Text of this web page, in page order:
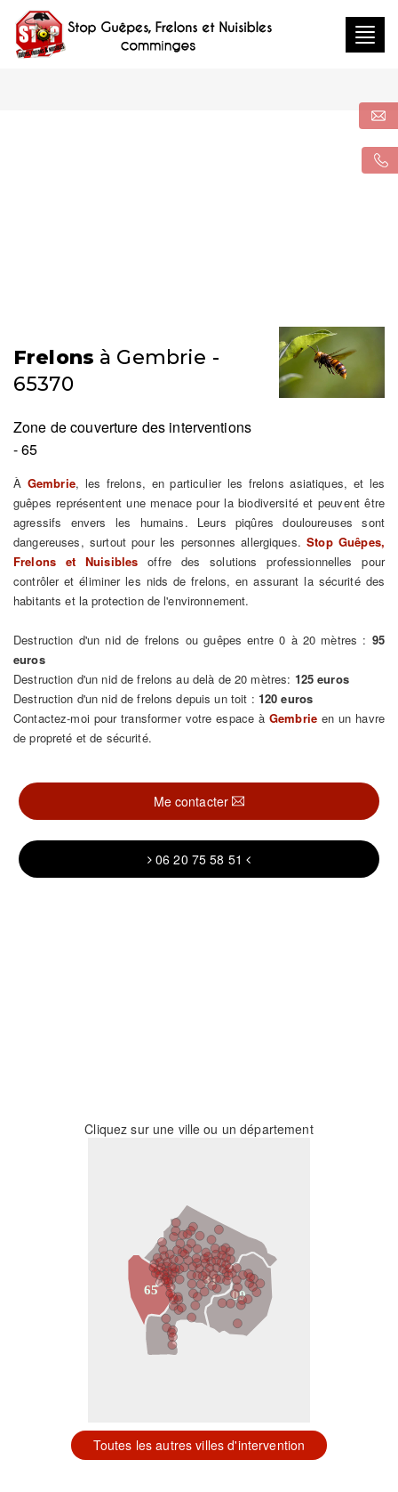
Frelons à Gembrie -
65370
Zone de couverture des interventions
- 65
À Gembrie, les frelons, en particulier les frelons asiatiques, et les
guêpes représentent une menace pour la biodiversité et peuvent être
agressifs envers les humains. Leurs piqûres douloureuses sont
dangereuses, surtout pour les personnes allergiques.Stop Guêpes,
Frelons et Nuisibles offre des solutions professionnelles pour
contrôler et éliminer les nids de frelons, en assurant la sécurité des
habitants et la protection de l'environnement.
Destruction d'un nid de frelons ou guêpes entre 0 à 20 mètres : 95
euros
Destruction d'un nid de frelons au delà de 20 mètres: 125 euros
Destruction d'un nid de frelons depuis un toit : 120 euros
Contactez-moi pour transformer votre espace àGembrie en un havre
de propreté et de sécurité.
Me contacter
06 20 75 58 51
Cliquez sur une ville ou un département
31
09
65
Toutes les autres villes d'intervention